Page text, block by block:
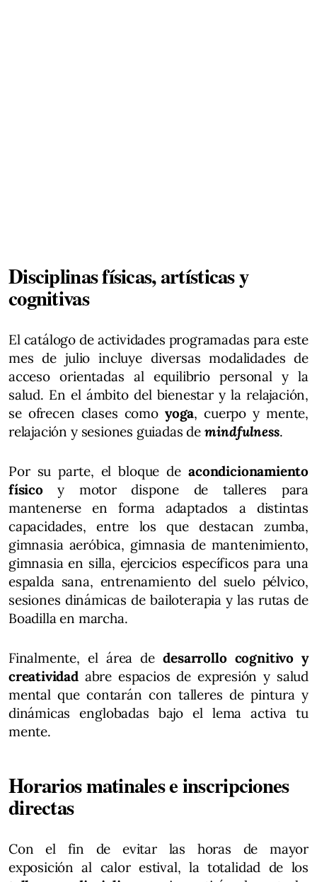
Disciplinas físicas, artísticas y
cognitivas
El catálogo de actividades programadas para este
mes de julio incluye diversas modalidades de
acceso orientadas al equilibrio personal y la
salud. En el ámbito del bienestar y la relajación,
se ofrecen clases como yoga, cuerpo y mente,
relajación y sesiones guiadas de mindfulness.
Por su parte, el bloque de acondicionamiento
físicoy motor dispone de talleres para
mantenerse en forma adaptados a distintas
capacidades, entre los que destacan zumba,
gimnasia aeróbica, gimnasia de mantenimiento,
gimnasia en silla, ejercicios específicos para una
espalda sana, entrenamiento del suelo pélvico,
sesiones dinámicas de bailoterapia y las rutas de
Boadilla en marcha.
Finalmente, el área dedesarrollo cognitivo y
creatividadabre espacios de expresión y salud
mental que contarán con talleres de pintura y
dinámicas englobadas bajo el lema activa tu
mente.
Horarios matinales e inscripciones
directas
Con el fin de evitar las horas de mayor
exposición al calor estival, la totalidad de los